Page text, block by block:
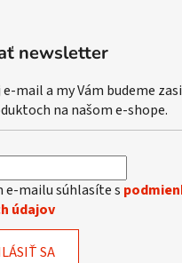
newsletter
mail a my Vám budeme
na našom e-shope.
e-mailu súhlasíte s
údajov
SA